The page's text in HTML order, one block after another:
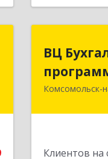
ВЦ
Комсомольск-
Клиентов